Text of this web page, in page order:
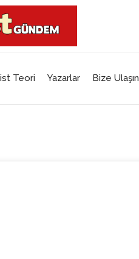
Teori Yazarlar Bize Ulaşın